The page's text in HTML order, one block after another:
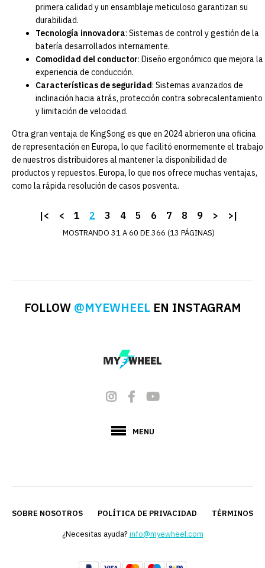
primera calidad y un ensamblaje meticuloso garantizan su
durabilidad.
Tecnología innovadora: Sistemas de control y gestión de la
batería desarrollados internamente.
Comodidad del conductor: Diseño ergonómico que mejora la
experiencia de conducción.
Características de seguridad: Sistemas avanzados de
inclinación hacia atrás, protección contra sobrecalentamiento
y limitación de velocidad.
Otra gran ventaja de KingSong es que en 2024 abrieron una oficina
de representación en Europa, lo que facilitó enormemente el trabajo
de nuestros distribuidores al mantener la disponibilidad de
productos y repuestos. Europa, lo que nos ofrece muchas ventajas,
como la rápida resolución de casos posventa.
KINGSONG
Carcasa interior
con:
KingSong
Disponible
|< < 1 2 3 4 5 6 7 8 9 > >|
MOSTRANDO 31 A 60 DE 366 (13 PÁGINAS)
FOLLOW @MYEWHEEL EN INSTAGRAM
MENU
SOBRE NOSOTROS POLÍTICA DE PRIVACIDAD TÉRMINOS Y
¿Necesitas ayuda?info@myewheel.com